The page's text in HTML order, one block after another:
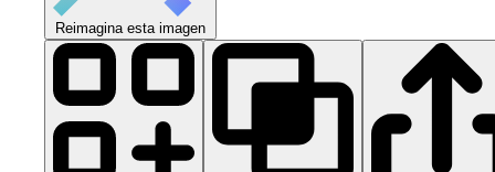
Reimagina esta imagen